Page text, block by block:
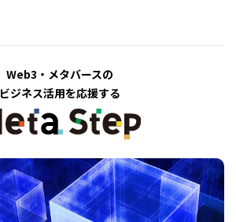
Web3・メタバースの
ビジネス活用を応援する